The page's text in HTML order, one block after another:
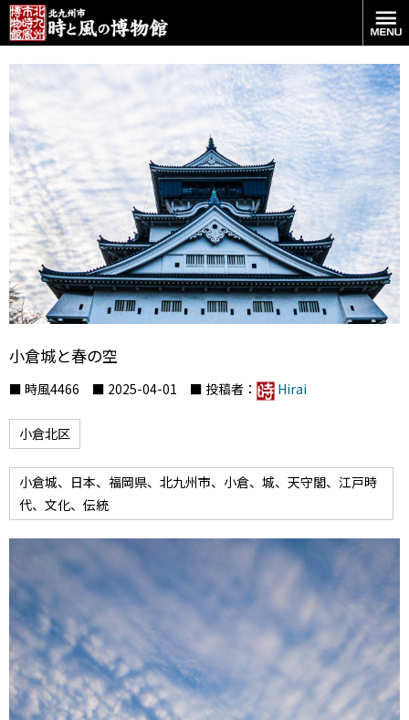
小倉城と春の空
■ 時風4466 ■ 2025-04-01 ■ 投稿者： Hirai
小倉北区
小倉城、日本、福岡県、北九州市、小倉、城、天守閣、江戸時
代、文化、伝統